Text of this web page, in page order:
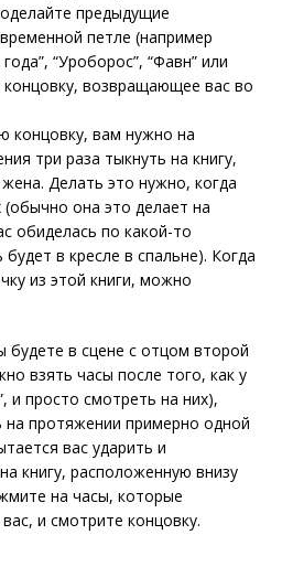
предыдущие
петле (например
“Уроборос”, “Фавн” или
возвращающее вас во
концовку, вам нужно на
три раза тыкнуть на книгу,
Делать это нужно, когда
она это делает на
обиделась по какой-то
в кресле в спальне). Когда
из этой книги, можно
будете в сцене с отцом второй
взять часы после того, как у
и просто смотреть на них),
на протяжении примерно одной
вас ударить и
книгу, расположенную внизу
на часы, которые
и смотрите концовку.